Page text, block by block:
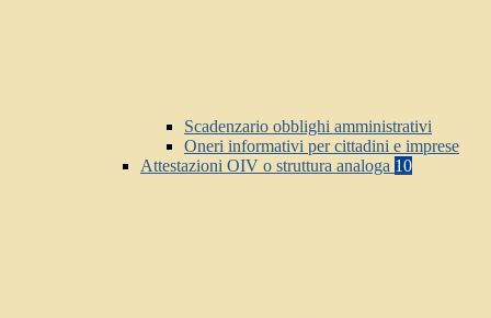
Scadenzario obblighi amministrativi
Oneri informativi per cittadini e imprese
Attestazioni OIV o struttura analoga 10